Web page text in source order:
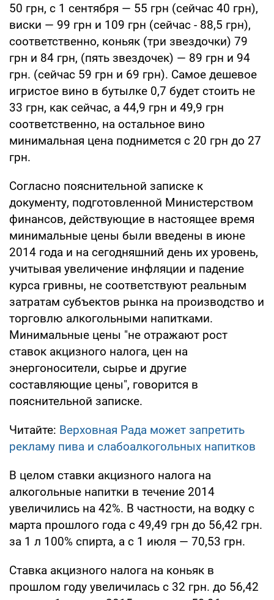
50 грн, с 1 сентября — 55 грн (сейчас 40 грн),
виски — 99 грн и 109 грн (сейчас - 88,5 грн),
соответственно, коньяк (три звездочки) 79
грн и 84 грн, (пять звездочек) — 89 грн и 94
грн. (сейчас 59 грн и 69 грн). Самое дешевое
игристое вино в бутылке 0,7 будет стоить не
33 грн, как сейчас, а 44,9 грн и 49,9 грн
соответственно, на остальное вино
минимальная цена поднимется с 20 грн до 27
грн.
Согласно пояснительной записке к
документу, подготовленной Министерством
финансов, действующие в настоящее время
минимальные цены были введены в июне
2014 года и на сегодняшний день их уровень,
учитывая увеличение инфляции и падение
курса гривны, не соответствуют реальным
затратам субъектов рынка на производство и
торговлю алкогольными напитками.
Минимальные цены "не отражают рост
ставок акцизного налога, цен на
энергоносители, сырье и другие
составляющие цены", говорится в
пояснительной записке.
Читайте: Верховная Рада может запретить
рекламу пива и слабоалкогольных напитков
В целом ставки акцизного налога на
алкогольные напитки в течение 2014
увеличились на 42%. В частности, на водку с
марта прошлого года с 49,49 грн до 56,42 грн.
за 1 л 100% спирта, а с 1 июля — 70,53 грн.
Ставка акцизного налога на коньяк в
прошлом году увеличилась с 32 грн. до 56,42